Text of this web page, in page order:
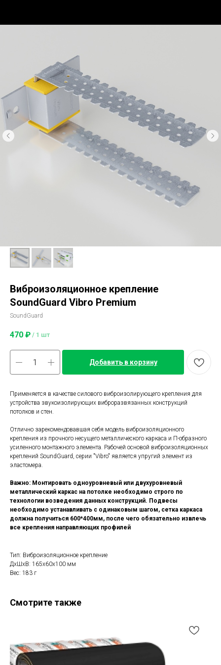
Виброизоляционное крепление
SoundGuard Vibro Premium
SoundGuard
470 ₽ / 1 шт
Добавить в корзину
Применяется в качестве силового виброизолирующего крепления для
устройства звукоизолирующих виброразвязанных конструкций
потолков и стен.
Отлично зарекомендовавшая себя модель виброизоляционного
крепления из прочного несущего металлического каркаса и П-образного
усиленного монтажного элемента. Рабочей основой виброизоляционных
креплений SoundGuard, серии "Vibro" является упругий элемент из
эластомера.
Важно: Монтировать одноуровневый или двухуровневый
металлический каркас на потолке необходимо строго по
технологии возведения данных конструкций. Подвесы
необходимо устанавливать с одинаковым шагом, сетка каркаса
должна получиться 600*400мм, после чего обязательно извлечь
все крепления направляющих профилей
Тип: Виброизоляционное крепление
ДxШxВ: 165x60x100 мм
Вес: 183 г
Смотрите также